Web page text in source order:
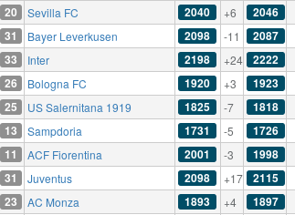
20 Sevilla FC 2040 +6 2046
31 Bayer Leverkusen 2098 -11 2087
33 Inter 2198 +24 2222
26 Bologna FC 1920 +3 1923
25 US Salernitana 1919 1825 -7 1818
13 Sampdoria 1731 -5 1726
11 ACF Fiorentina 2001 -3 1998
31 Juventus 2098 +17 2115
23 AC Monza 1893 +4 1897